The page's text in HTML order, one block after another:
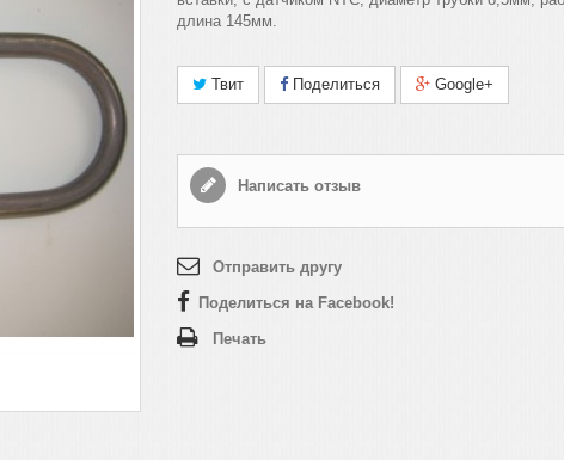
длина 145мм.
Твит Поделиться Google+
Написать отзыв
Отправить другу
Поделиться на Facebook!
Печать